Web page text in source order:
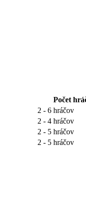
Počet
2 - 6 hráčov
2 - 4 hráčov
2 - 5 hráčov
2 - 5 hráčov